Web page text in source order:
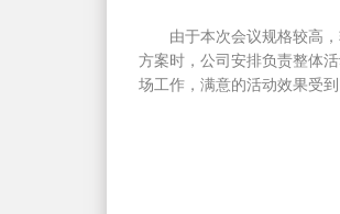
由于本次会议规格较高
方案时，公司安排负责整体
场工作，满意的活动效果受